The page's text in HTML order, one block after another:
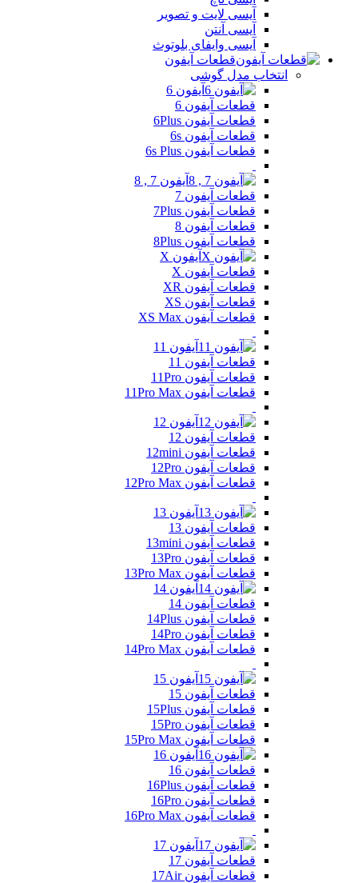
آیسی لایت و تصویر
آیسی آنتن
آیسی وایفای بلوتوث
قطعات آیفون
انتخاب مدل گوشی
آیفون 6
قطعات آیفون 6
قطعات آیفون 6Plus
قطعات آیفون 6s
قطعات آیفون 6s Plus
آیفون 7 , 8
قطعات آیفون 7
قطعات آیفون 7Plus
قطعات آیفون 8
قطعات آیفون 8Plus
آیفون X
قطعات آیفون X
قطعات آیفون XR
قطعات آیفون XS
قطعات آیفون XS Max
آیفون 11
قطعات آیفون 11
قطعات آیفون 11Pro
قطعات آیفون 11Pro Max
آیفون 12
قطعات آیفون 12
قطعات آیفون 12mini
قطعات آیفون 12Pro
قطعات آیفون 12Pro Max
آیفون 13
قطعات آیفون 13
قطعات آیفون 13mini
قطعات آیفون 13Pro
قطعات آیفون 13Pro Max
آیفون 14
قطعات آیفون 14
قطعات آیفون 14Plus
قطعات آیفون 14Pro
قطعات آیفون 14Pro Max
آیفون 15
قطعات آیفون 15
قطعات آیفون 15Plus
قطعات آیفون 15Pro
قطعات آیفون 15Pro Max
آیفون 16
قطعات آیفون 16
قطعات آیفون 16Plus
قطعات آیفون 16Pro
قطعات آیفون 16Pro Max
آیفون 17
قطعات آیفون 17
قطعات آیفون 17Air